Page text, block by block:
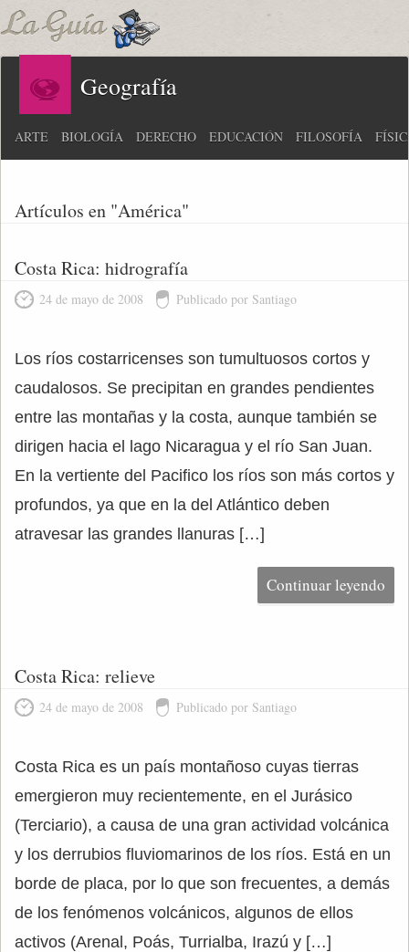
Geografía
ARTE BIOLOGÍA DERECHO EDUCACIÓN FILOSOFÍA
Artículos en "América"
Costa Rica: hidrografía
24 de mayo de 2008 Publicado por Santiago
Los ríos costarricenses son tumultuosos cortos y
caudalosos. Se precipitan en grandes pendientes
entre las montañas y la costa, aunque también se
dirigen hacia el lago Nicaragua y el río San Juan.
En la vertiente del Pacifico los ríos son más cortos y
profundos, ya que en la del Atlántico deben
atravesar las grandes llanuras […]
Continuar leyendo
Costa Rica: relieve
24 de mayo de 2008 Publicado por Santiago
Costa Rica es un país montañoso cuyas tierras
emergieron muy recientemente, en el Jurásico
(Terciario), a causa de una gran actividad volcánica
y los derrubios fluviomarinos de los ríos. Está en un
borde de placa, por lo que son frecuentes, a demás
de los fenómenos volcánicos, algunos de ellos
activos (Arenal, Poás, Turrialba, Irazú y […]